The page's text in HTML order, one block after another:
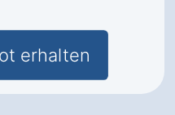
erhalten